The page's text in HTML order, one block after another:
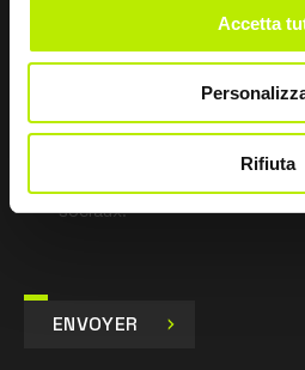
Accetta
Rifiuta
en vertu de l’art. 13 du
Je consens au traitement
marketing et de réception
commerciales et
newsletter, ainsi qu’à
sociaux.
ENVOYER